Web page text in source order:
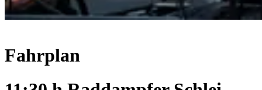
Fahrplan